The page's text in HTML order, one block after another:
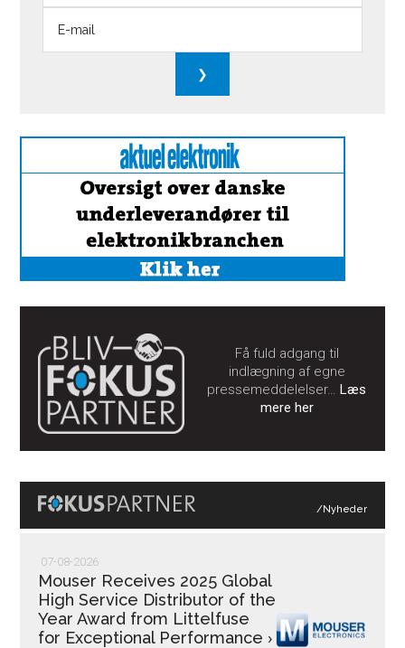
Få fuld adgang til
indlægning af egne
pressemeddelelser…Læs
mere her
/Nyheder
07-08-2026
Mouser Receives 2025 Global
High Service Distributor of the
Year Award from Littelfuse
for Exceptional Performance ›